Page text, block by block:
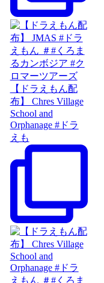
【ドラえもん配
布】 Chres Village
School and
Orphanage #ドラ
えも